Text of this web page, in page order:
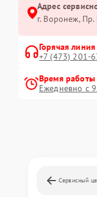
Адрес
г. Воронеж,
Горячая линия
+7 (473) 201-
Время работы
Ежедневно с
Сервисный